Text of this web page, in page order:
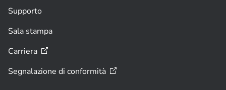
Supporto
Sala stampa
Carriera
Segnalazione di conformità